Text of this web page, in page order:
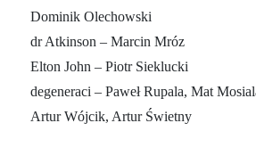
Dominik Olechowski
dr Atkinson – Marcin Mróz
Elton John – Piotr Sieklucki
degeneraci – Paweł Rupala, Mat
Artur Wójcik, Artur Świetny